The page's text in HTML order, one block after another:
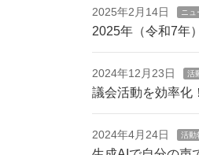
2025年2月14日 ニュ
2025年（令和7年
2024年12月23日 活
議会活動を効率化
2024年4月24日 活動